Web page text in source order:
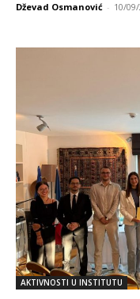
Dževad Osmanović - 10/
AKTIVNOSTI U INSTITUTU